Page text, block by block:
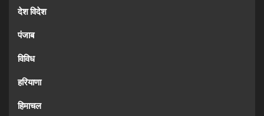
देश विदेश
पंजाब
विविध
हरियाणा
हिमाचल